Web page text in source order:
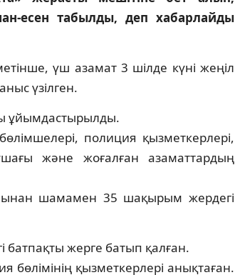
есен табылды, деп хабарлайды
үш азамат 3 шілде күні жеңіл
үзілген.
ұйымдастырылды.
полиция қызметкерлері,
және жоғалған азаматтардың
шамамен 35 шақырым жердегі
жерге батып қалған.
қызметкерлері анықтаған.